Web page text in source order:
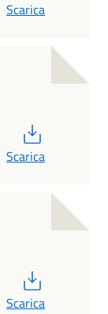
Scarica
Scarica
Scarica